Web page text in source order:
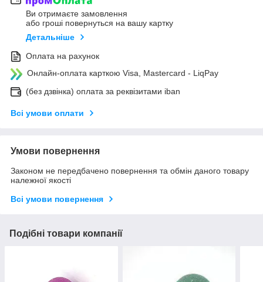
Ви отримаєте замовлення
або гроші повернуться на вашу картку
Детальніше
Оплата на рахунок
Онлайн-оплата карткою Visa, Mastercard - LiqPay
(без дзвінка) оплата за реквізитами iban
Всі умови оплати
Умови повернення
Законом не передбачено повернення та обмін даного товару
належної якості
Всі умови повернення
Подібні товари компанії